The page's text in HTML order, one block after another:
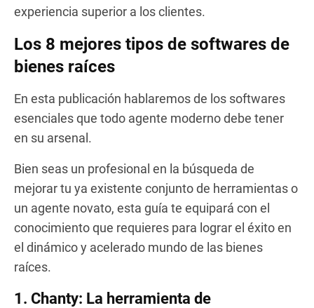
experiencia superior a los clientes.
Los 8 mejores tipos de softwares de
bienes raíces
En esta publicación hablaremos de los softwares
esenciales que todo agente moderno debe tener
en su arsenal.
Bien seas un profesional en la búsqueda de
mejorar tu ya existente conjunto de herramientas o
un agente novato, esta guía te equipará con el
conocimiento que requieres para lograr el éxito en
el dinámico y acelerado mundo de las bienes
raíces.
1. Chanty: La herramienta de